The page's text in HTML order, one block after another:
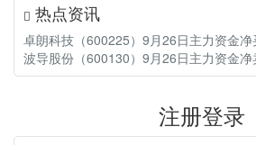
热点资讯
卓朗科技（600225）9月26日主力资金
波导股份（600130）9月26日主力资金
注册登录